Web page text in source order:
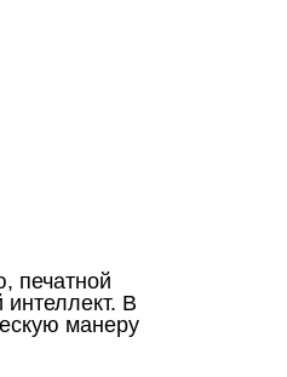
печатной
В
манеру